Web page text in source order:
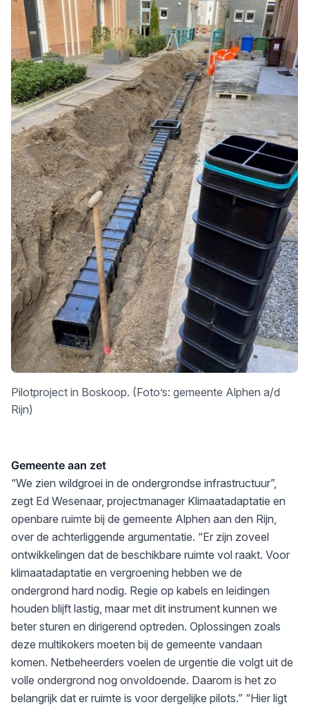
Pilotproject in Boskoop. (Foto’s: gemeente Alphen a/d
Rijn)
Gemeente aan zet
“We zien wildgroei in de ondergrondse infrastructuur”,
zegt Ed Wesenaar, projectmanager Klimaatadaptatie en
openbare ruimte bij de gemeente Alphen aan den Rijn,
over de achterliggende argumentatie. “Er zijn zoveel
ontwikkelingen dat de beschikbare ruimte vol raakt. Voor
klimaatadaptatie en vergroening hebben we de
ondergrond hard nodig. Regie op kabels en leidingen
houden blijft lastig, maar met dit instrument kunnen we
beter sturen en dirigerend optreden. Oplossingen zoals
deze multikokers moeten bij de gemeente vandaan
komen. Netbeheerders voelen de urgentie die volgt uit de
volle ondergrond nog onvoldoende. Daarom is het zo
belangrijk dat er ruimte is voor dergelijke pilots.” “Hier ligt